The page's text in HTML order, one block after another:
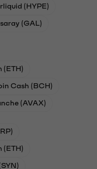
(HYPE)
(GAL)
(ETH)
Cash (BCH)
(AVAX)
(ETH)